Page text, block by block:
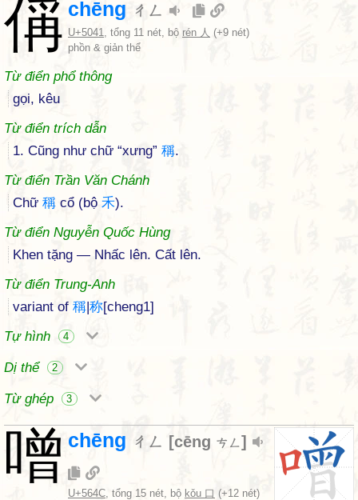
偁 chēng ㄔㄥ
U+5041, tổng 11 nét, bộ rén 人 (+9 nét)
phồn & giản thể
Từ điển phổ thông
gọi, kêu
Từ điển trích dẫn
1. Cũng như chữ “xưng” 稱.
Từ điển Trần Văn Chánh
Chữ 稱 cổ (bộ 禾).
Từ điển Nguyễn Quốc Hùng
Khen tặng — Nhấc lên. Cất lên.
Từ điển Trung-Anh
variant of 稱|称[cheng1]
Tự hình
4
Dị thể 2
Từ ghép 3
噌 chēng ㄔㄥ [cēng ㄘㄥ]
U+564C, tổng 15 nét, bộ kǒu 口 (+12 nét)